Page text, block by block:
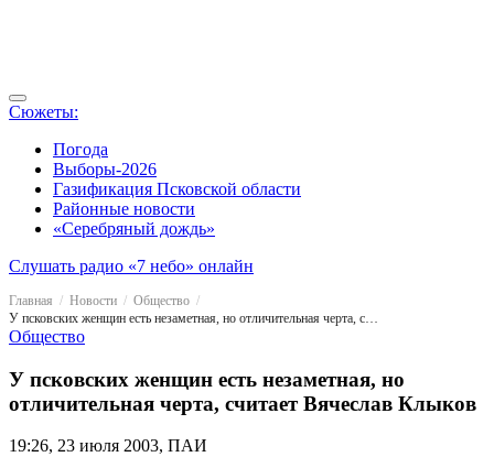
Сюжеты:
Погода
Выборы-2026
Газификация Псковской области
Районные новости
«Серебряный дождь»
Слушать радио «7 небо» онлайн
Главная Новости
Общество
У псковских женщин есть незаметная, но отличительная черта, считает Вячеслав Клыков
Общество
У псковских женщин есть незаметная, но
отличительная черта, считает Вячеслав Клыков
19:26, 23 июля 2003, ПАИ